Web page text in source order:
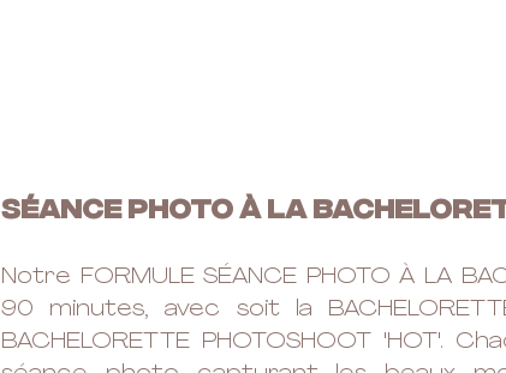
SéANCE PHOTO À LA
Notre FORMULE SÉANCE PHOTO À LA
90 minutes, avec soit la
BACHELORETTE PHOTOSHOOT 'HOT'.